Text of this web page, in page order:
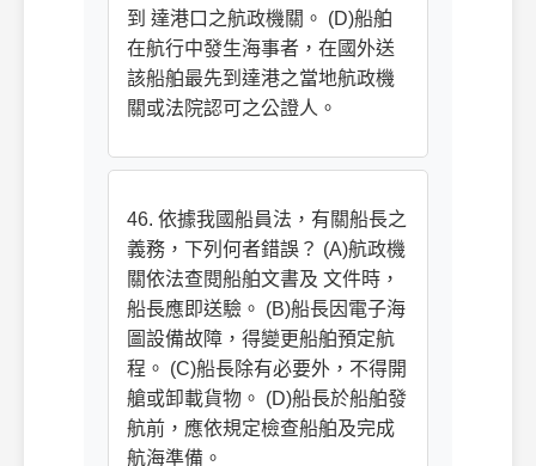
到 達港口之航政機關。 (D)船舶
在航行中發生海事者，在國外送
該船舶最先到達港之當地航政機
關或法院認可之公證人。
46. 依據我國船員法，有關船長之
義務，下列何者錯誤？ (A)航政機
關依法查閱船舶文書及 文件時，
船長應即送驗。 (B)船長因電子海
圖設備故障，得變更船舶預定航
程。 (C)船長除有必要外，不得開
艙或卸載貨物。 (D)船長於船舶發
航前，應依規定檢查船舶及完成
航海準備。